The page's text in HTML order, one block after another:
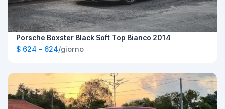
Porsche Boxster Black Soft Top Bianco 2014
$ 624 - 624/giorno